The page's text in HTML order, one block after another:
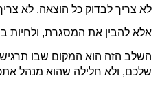
לא צריך לבדוק כל הוצאה. לא
אלא להבין את המסגרת, ולחיות
השלב הזה הוא המקום שבו
שלכם, ולא חלילה שהוא מנהל